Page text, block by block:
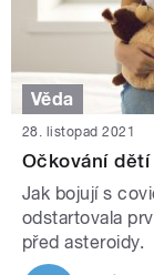
Věda
28. listopad 2021
Očkování
Jak bojují s
odstartovala
před asteroidy.